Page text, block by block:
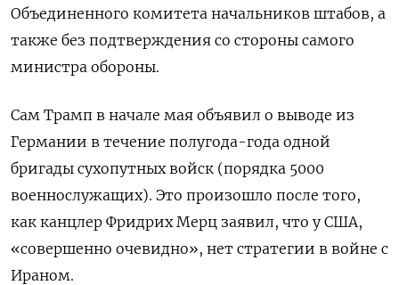
Объединенного комитета начальников штабов, а
также без подтверждения со стороны самого
министра обороны.
Сам Трамп в начале мая объявил о выводе из
Германии в течение полугода-года одной
бригады сухопутных войск (порядка 5000
военнослужащих). Это произошло после того,
как канцлер Фридрих Мерц заявил, что у США,
«совершенно очевидно», нет стратегии в войне с
Ираном.